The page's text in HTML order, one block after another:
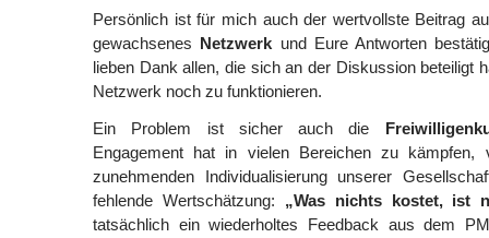
Persönlich ist für mich auch der wertvollste Beitrag
gewachsenes Netzwerk und Eure Antworten
lieben Dank allen, die sich an der Diskussion beteiligt
Netzwerk noch zu funktionieren.
Ein Problem ist sicher auch die
Engagement hat in vielen Bereichen zu kämpfen,
zunehmenden Individualisierung unserer
fehlende Wertschätzung: „Was nichts kostet, ist
tatsächlich ein wiederholtes Feedback aus dem